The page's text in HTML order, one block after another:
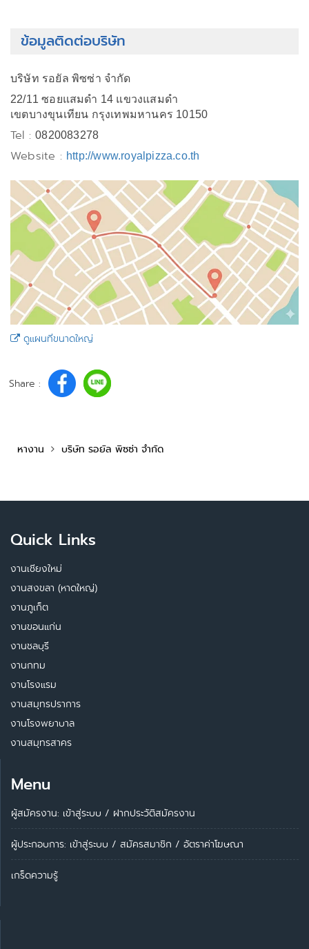
ข้อมูลติดต่อบริษัท
บริษัท รอยัล พิซซ่า จำกัด
22/11 ซอยแสมดำ 14 แขวงแสมดำ
เขตบางขุนเทียน กรุงเทพมหานคร 10150
Tel :0820083278
Website : http://www.royalpizza.co.th
ดูแผนที่ขนาดใหญ่
Share :
หางาน บริษัท รอยัล พิซซ่า จำกัด
Quick Links
งานเชียงใหม่
งานสงขลา (หาดใหญ่)
งานภูเก็ต
งานขอนแก่น
งานชลบุรี
งานกทม
งานโรงแรม
งานสมุทรปราการ
งานโรงพยาบาล
งานสมุทรสาคร
Menu
ผู้สมัครงาน: เข้าสู่ระบบ / ฝากประวัติสมัครงาน
ผู้ประกอบการ: เข้าสู่ระบบ / สมัครสมาชิก / อัตราค่าโฆษณา
เกร็ดความรู้